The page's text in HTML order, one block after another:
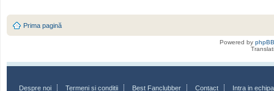
Prima pagină
Powered by phpBB
Despre noi Termeni si conditii Best Fanclubber Contact Intra in